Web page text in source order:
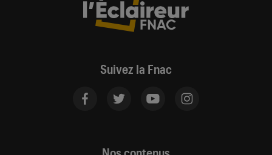
Suivez la Fnac